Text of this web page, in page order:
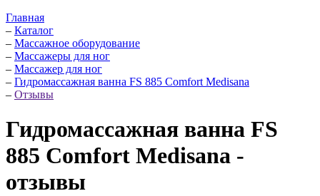
Главная
– Каталог
– Массажное оборудование
– Массажеры для ног
– Массажер для ног
– Гидромассажная ванна FS 885 Comfort Medisana
– Отзывы
Гидромассажная ванна FS
885 Comfort Medisana -
отзывы